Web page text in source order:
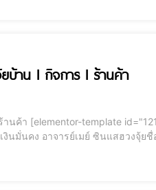
บ้าน l กิจการ l ร้านค้า
ำปรึกษาฮ
ยวชาญฮวงจุ้ย